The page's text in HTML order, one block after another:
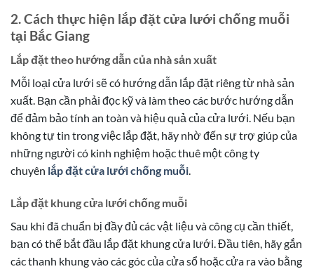
2. Cách thực hiện lắp đặt cửa lưới chống muỗi
tại Bắc Giang
Lắp đặt theo hướng dẫn của nhà sản xuất
Mỗi loại cửa lưới sẽ có hướng dẫn lắp đặt riêng từ nhà sản
xuất. Bạn cần phải đọc kỹ và làm theo các bước hướng dẫn
để đảm bảo tính an toàn và hiệu quả của cửa lưới. Nếu bạn
không tự tin trong việc lắp đặt, hãy nhờ đến sự trợ giúp của
những người có kinh nghiệm hoặc thuê một công ty
chuyên lắp đặt cửa lưới chống muỗi.
Lắp đặt khung cửa lưới chống muỗi
Sau khi đã chuẩn bị đầy đủ các vật liệu và công cụ cần thiết,
bạn có thể bắt đầu lắp đặt khung cửa lưới. Đầu tiên, hãy gắn
các thanh khung vào các góc của cửa sổ hoặc cửa ra vào bằng